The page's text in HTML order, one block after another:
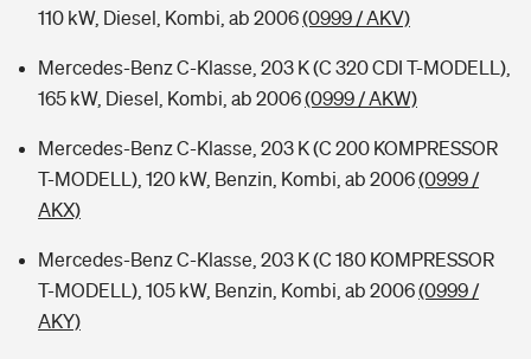
110 kW, Diesel, Kombi, ab 2006(0999 / AKV)
Mercedes-Benz C-Klasse, 203 K (C 320 CDI T-MODELL),
165 kW, Diesel, Kombi, ab 2006(0999 / AKW)
Mercedes-Benz C-Klasse, 203 K (C 200 KOMPRESSOR
T-MODELL), 120 kW, Benzin, Kombi, ab 2006(0999 /
AKX)
Mercedes-Benz C-Klasse, 203 K (C 180 KOMPRESSOR
T-MODELL), 105 kW, Benzin, Kombi, ab 2006(0999 /
AKY)